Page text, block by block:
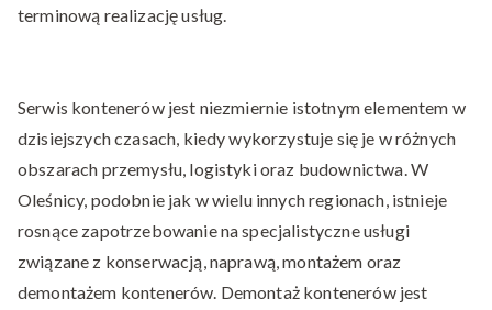
terminową realizację usług.
Serwis kontenerów jest niezmiernie istotnym elementem w
dzisiejszych czasach, kiedy wykorzystuje się je w różnych
obszarach przemysłu, logistyki oraz budownictwa. W
Oleśnicy, podobnie jak w wielu innych regionach, istnieje
rosnące zapotrzebowanie na specjalistyczne usługi
związane z konserwacją, naprawą, montażem oraz
demontażem kontenerów. Demontaż kontenerów jest